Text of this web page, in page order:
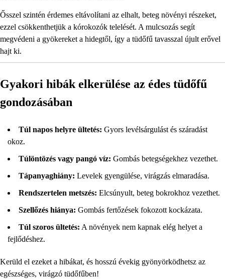
Ősszel szintén érdemes eltávolítani az elhalt, beteg növényi részeket,
ezzel csökkenthetjük a kórokozók telelését. A mulcsozás segít
megvédeni a gyökereket a hidegtől, így a tüdőfű tavasszal újult erővel
hajt ki.
Gyakori hibák elkerülése az édes tüdőfű
gondozásában
Túl napos helyre ültetés: Gyors levélsárgulást és száradást
okoz.
Túlöntözés vagy pangó víz: Gombás betegségekhez vezethet.
Tápanyaghiány: Levelek gyengülése, virágzás elmaradása.
Rendszertelen metszés: Elcsúnyult, beteg bokrokhoz vezethet.
Szellőzés hiánya: Gombás fertőzések fokozott kockázata.
Túl szoros ültetés: A növények nem kapnak elég helyet a
fejlődéshez.
Kerüld el ezeket a hibákat, és hosszú évekig gyönyörködhetsz az
egészséges, virágzó tüdőfűben!